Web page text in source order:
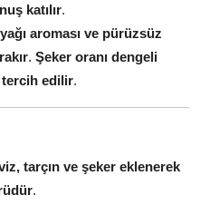
katılır.
aroması ve pürüzsüz
. Şeker oranı dengeli
edilir.
tarçın ve şeker eklenerek
.